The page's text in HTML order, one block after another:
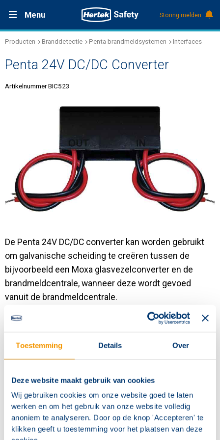
Toestemming Details Over
Deze website maakt gebruik van cookies
Wij gebruiken cookies om onze website goed te laten
werken en om het gebruik van onze website volledig
anoniem te analyseren. Door op de knop 'Accepteren' te
klikken geeft u toestemming voor het plaatsen van deze
Menu
Oplossingen
Service & Onderhoud
Over Hertek
Werken bij Hertek
Storing melden
Productdocumentatie (DMS)
+31 (0)495 584111
Producten Branddetectie Penta brandmeldsystemen Interfaces
Penta 24V DC/DC Converter
Artikelnummer BIC523
De Penta 24V DC/DC converter kan worden gebruikt
om galvanische scheiding te creëren tussen de
bijvoorbeeld een Moxa glasvezelconverter en de
brandmeldcentrale, wanneer deze wordt gevoed
vanuit de brandmeldcentrale.
Stroom begrenzing met kortsluitbeveiliging, zelf
Ingang: 18-30V DC / 0,11A